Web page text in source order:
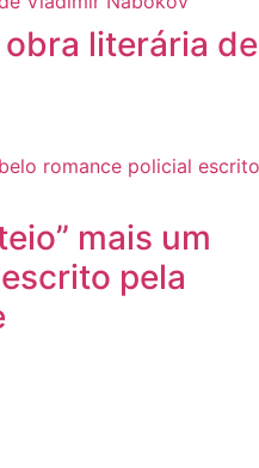
literária de
mais um
pela